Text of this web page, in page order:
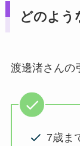
どのよう
渡邊渚さんの
7歳ま